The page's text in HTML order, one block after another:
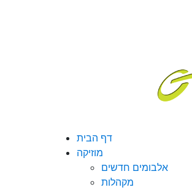
דף הבית
מוזיקה
אלבומים חדשים
מקהלות